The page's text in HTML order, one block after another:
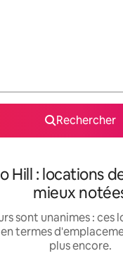
Rechercher
Hill : locations
mieux
sont unanimes :
termes
plus encore.